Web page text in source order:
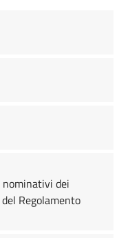
nominativi dei
Regolamento